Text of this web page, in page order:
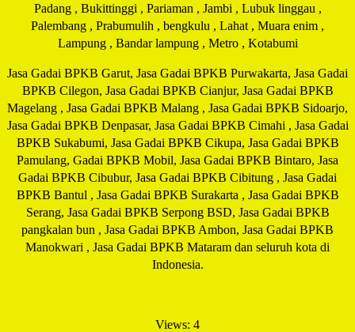
Padang , Bukittinggi , Pariaman , Jambi , Lubuk linggau ,
Palembang , Prabumulih , bengkulu , Lahat , Muara enim ,
Lampung , Bandar lampung , Metro , Kotabumi
Jasa Gadai BPKB Garut, Jasa Gadai BPKB Purwakarta, Jasa Gadai
BPKB Cilegon, Jasa Gadai BPKB Cianjur, Jasa Gadai BPKB
Magelang , Jasa Gadai BPKB Malang , Jasa Gadai BPKB Sidoarjo,
Jasa Gadai BPKB Denpasar, Jasa Gadai BPKB Cimahi , Jasa Gadai
BPKB Sukabumi, Jasa Gadai BPKB Cikupa, Jasa Gadai BPKB
Pamulang, Gadai BPKB Mobil, Jasa Gadai BPKB Bintaro, Jasa
Gadai BPKB Cibubur, Jasa Gadai BPKB Cibitung , Jasa Gadai
BPKB Bantul , Jasa Gadai BPKB Surakarta , Jasa Gadai BPKB
Serang, Jasa Gadai BPKB Serpong BSD, Jasa Gadai BPKB
pangkalan bun , Jasa Gadai BPKB Ambon, Jasa Gadai BPKB
Manokwari , Jasa Gadai BPKB Mataram dan seluruh kota di
Indonesia.
Views: 4